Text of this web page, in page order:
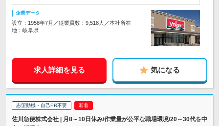
企業データ
設立：1958年7月／従業員数：9,518人／本社所在
地：岐阜県
求人詳細を見る 気になる
志望動機・自己PR不要
佐川急便株式会社 | 月8～10日休み/作業量が公平な職場環境/20～30代を中